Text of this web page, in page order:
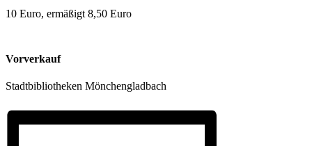
10 Euro, ermäßigt 8,50 Euro
Vorverkauf
Stadtbibliotheken Mönchengladbach